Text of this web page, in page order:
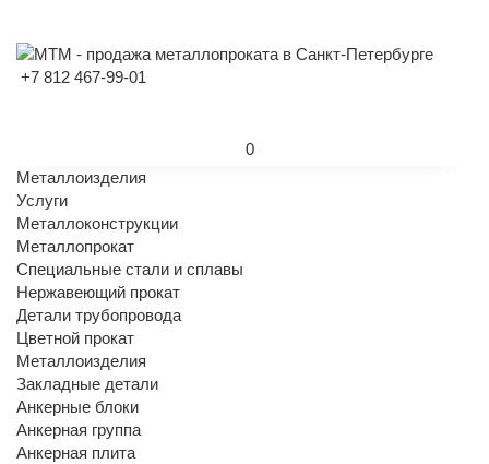
+7 812 467-99-01
0
Металлоизделия
Услуги
Металлоконструкции
Металлопрокат
Специальные стали и сплавы
Нержавеющий прокат
Детали трубопровода
Цветной прокат
Металлоизделия
Закладные детали
Анкерные блоки
Анкерная группа
Анкерная плита